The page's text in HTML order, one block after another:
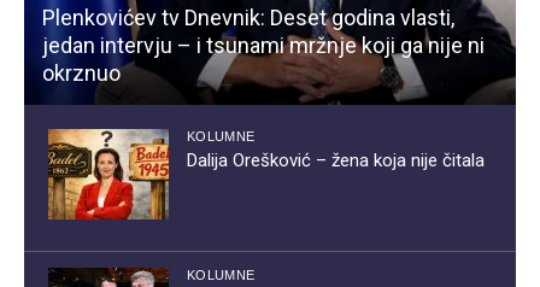
Plenkovićev tv Dnevnik: Deset godina vlasti,
jedan intervju – i tsunami mržnje koji ga nije ni
okrznuo
KOLUMNE
Dalija Orešković – žena koja nije čitala
KOLUMNE